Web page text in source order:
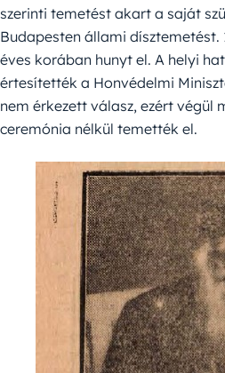
szerinti temetést akart a saját
Budapesten állami dísztemetést.
éves korában hunyt el. A helyi
értesítették a Honvédelmi
nem érkezett válasz, ezért végül
ceremónia nélkül temették el.